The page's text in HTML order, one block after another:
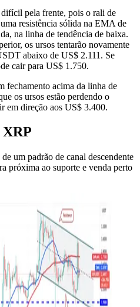
pela frente, pois o rali de
resistência sólida na EMA de
na linha de tendência de baixa.
os ursos tentarão novamente
abaixo de US$ 2.111. Se
cair para US$ 1.750.
fechamento acima da linha de
os ursos estão perdendo o
em direção aos US$ 3.400.
XRP
um padrão de canal descendente
próxima ao suporte e venda perto